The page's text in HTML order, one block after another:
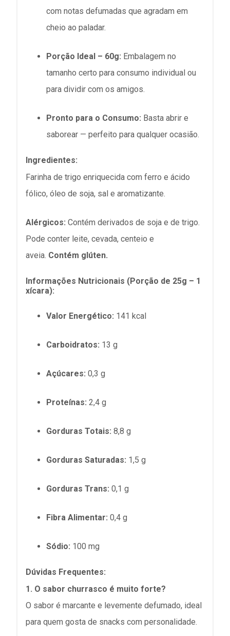
com notas defumadas que agradam em
cheio ao paladar.
Porção Ideal – 60g: Embalagem no
tamanho certo para consumo individual ou
para dividir com os amigos.
Pronto para o Consumo: Basta abrir e
saborear — perfeito para qualquer ocasião.
Ingredientes:
Farinha de trigo enriquecida com ferro e ácido
fólico, óleo de soja, sal e aromatizante.
Alérgicos: Contém derivados de soja e de trigo.
Pode conter leite, cevada, centeio e
aveia. Contém glúten.
Informações Nutricionais (Porção de 25g – 1
xícara):
Valor Energético: 141 kcal
Carboidratos: 13 g
Açúcares: 0,3 g
Proteínas: 2,4 g
Gorduras Totais: 8,8 g
Gorduras Saturadas: 1,5 g
Gorduras Trans: 0,1 g
Fibra Alimentar: 0,4 g
Sódio: 100 mg
Dúvidas Frequentes:
1. O sabor churrasco é muito forte?
O sabor é marcante e levemente defumado, ideal
para quem gosta de snacks com personalidade.